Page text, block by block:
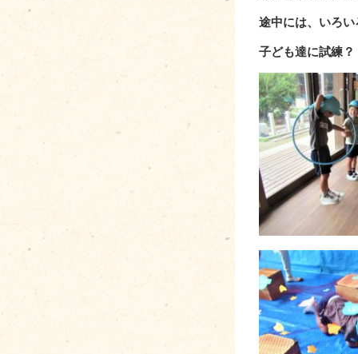
途中には、いろ
子ども達に試練